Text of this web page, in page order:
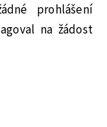
prohlášení
na žádost